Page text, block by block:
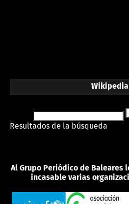
Wikipedia
Resultados de la búsqueda
Al Grupo Periódico de Baleares
incasable varias